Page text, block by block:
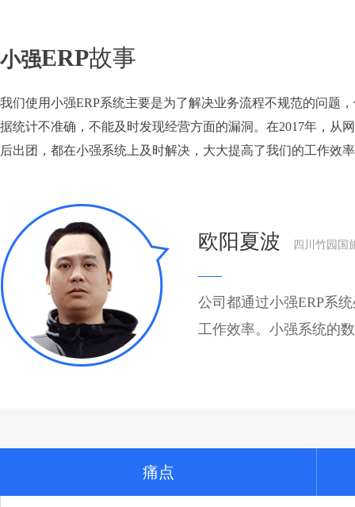
小强ERP故事
我们使用小强ERP系统主要是为了解决业务流程不规范的问题
据统计不准确，不能及时发现经营方面的漏洞。在2017年，从
后出团，都在小强系统上及时解决，大大提高了我们的工作效
欧阳夏波 四川竹园国
公司都通过小强ERP系
工作效率。小强系统的
痛点